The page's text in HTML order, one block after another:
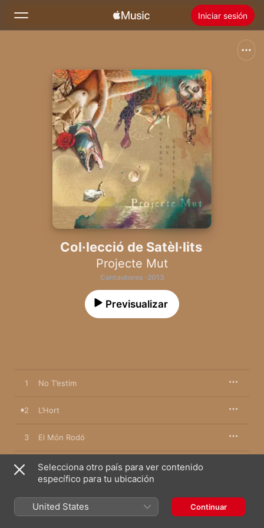
Iniciar sesión
Novedades
Instalar Apple Music
Col·lecció de Satèl·lits
Projecte Mut
Cantautores · 2013
Previsualizar
1 No T’estim
2 L’Hort
3 El Món Rodó
4 Que Mos Donin
6 Camí
Selecciona otro país para ver contenido
específico para tu ubicación
United States Continuar